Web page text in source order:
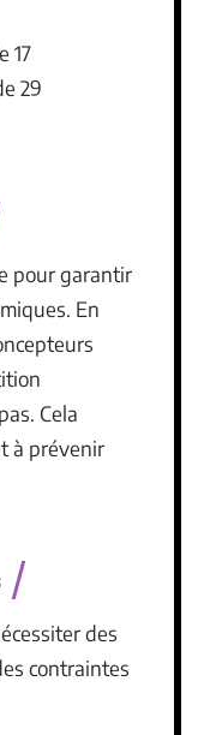
17
29
pour garantir
En
Cela
à prévenir
des
contraintes